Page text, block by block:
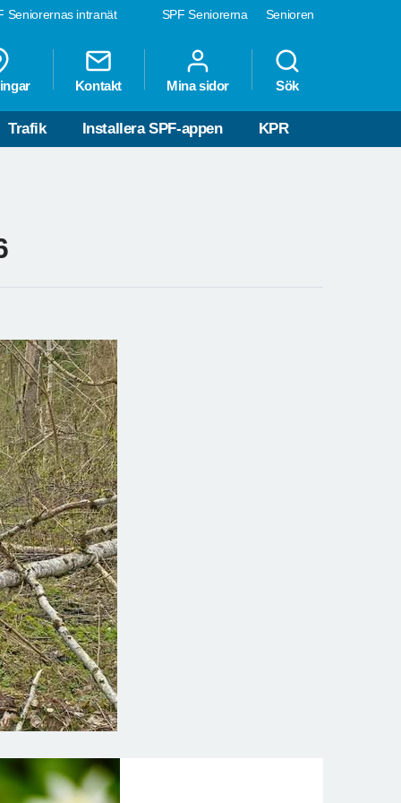
SPF Seniorerna Senioren
Seniorernas intranät
Kontakt Mina sidor Sök
Trafik Installera SPF-appen KPR